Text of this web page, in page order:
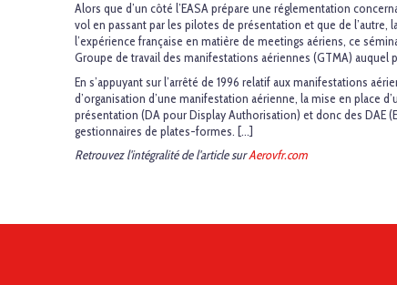
Alors que d’un côté l’EASA prépare une réglementation
vol en passant par les pilotes de présentation et que de
l’expérience française en matière de meetings aériens, ce
Groupe de travail des manifestations aériennes (GTMA)
En s’appuyant sur l’arrêté de 1996 relatif aux manifestations
d’organisation d’une manifestation aérienne, la mise en place
présentation (DA pour Display Authorisation) et donc des DAE
gestionnaires de plates-formes. [...]
Retrouvez l'intégralité de l'article surAerovfr.com